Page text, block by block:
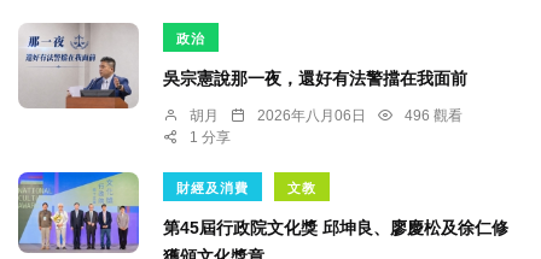
政治
吳宗憲說那一夜，還好有法警擋在我面前
胡月 2026年八月06日
496 觀看
1 分享
財經及消費 文教
第45屆行政院文化獎 邱坤良、廖慶松及徐仁修